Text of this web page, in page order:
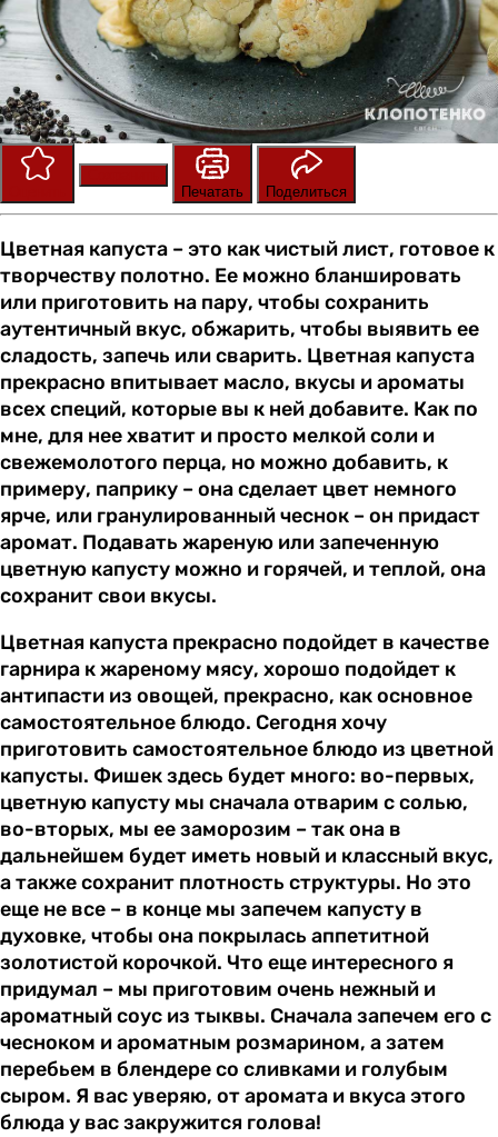
Печатать
Поделиться
Цветная капуста – это как чистый лист, готовое к
творчеству полотно. Ее можно бланшировать
или приготовить на пару, чтобы сохранить
аутентичный вкус, обжарить, чтобы выявить ее
сладость, запечь или сварить. Цветная капуста
прекрасно впитывает масло, вкусы и ароматы
всех специй, которые вы к ней добавите. Как по
мне, для нее хватит и просто мелкой соли и
свежемолотого перца, но можно добавить, к
примеру, паприку – она сделает цвет немного
ярче, или гранулированный чеснок – он придаст
аромат. Подавать жареную или запеченную
цветную капусту можно и горячей, и теплой, она
сохранит свои вкусы.
Цветная капуста прекрасно подойдет в качестве
гарнира к жареному мясу, хорошо подойдет к
антипасти из овощей, прекрасно, как основное
самостоятельное блюдо. Сегодня хочу
приготовить самостоятельное блюдо из цветной
капусты. Фишек здесь будет много: во-первых,
цветную капусту мы сначала отварим с солью,
во-вторых, мы ее заморозим – так она в
дальнейшем будет иметь новый и классный вкус,
а также сохранит плотность структуры. Но это
еще не все – в конце мы запечем капусту в
духовке, чтобы она покрылась аппетитной
золотистой корочкой. Что еще интересного я
придумал – мы приготовим очень нежный и
ароматный соус из тыквы. Сначала запечем его с
чесноком и ароматным розмарином, а затем
перебьем в блендере со сливками и голубым
сыром. Я вас уверяю, от аромата и вкуса этого
блюда у вас закружится голова!